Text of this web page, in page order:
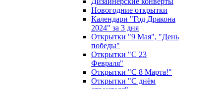
Новогодние открытки
Календари "Год Дракона
2024" за 3 дня
Открытки "9 Мая", "День
победы"
Открытки "С 23
Февраля"
Открытки "С 8 Марта!"
Открытки "С днём